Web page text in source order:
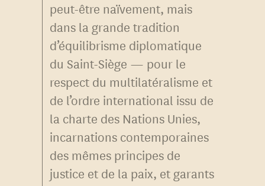
peut-être naïvement, mais
dans la grande tradition
d’équilibrisme diplomatique
du Saint-Siège — pour le
respect du multilatéralisme et
de l’ordre international issu de
la charte des Nations Unies,
incarnations contemporaines
des mêmes principes de
justice et de la paix, et garants